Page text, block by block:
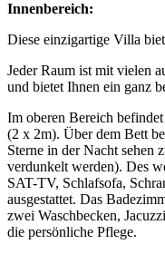
Innenbereich:
Diese einzigartige Villa
Jeder Raum ist mit vielen
und bietet Ihnen ein ganz
Im oberen Bereich
(2 x 2m). Über dem Bett
Sterne in der Nacht sehen
verdunkelt werden). Des
SAT-TV, Schlafsofa,
ausgestattet. Das
zwei Waschbecken,
die persönliche Pflege.